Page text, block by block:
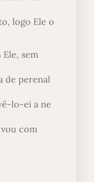
logo Ele o
Ele, sem
de perenal
lo-ei a ne
com